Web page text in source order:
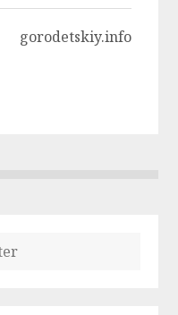
gorodetskiy.info